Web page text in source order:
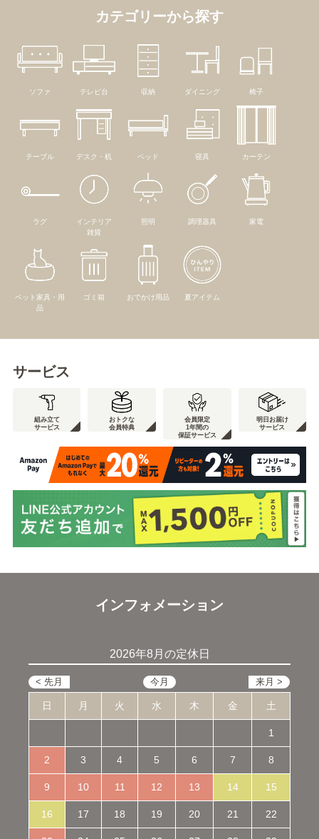
カテゴリーから探す
ソファ テレビ台 収納 ダイニング 椅子
テーブル デスク・机 ベッド 寝具 カーテン
ラグ
インテリア
雑貨
照明 調理器具 家電
ペット家具・用
品
ゴミ箱 おでかけ用品 夏アイテム
サービス
組み立て
サービス
おトクな
会員特典
会員限定
1年間の
保証サービス
明日お届け
サービス
インフォメーション
2026年8月の定休日
日 月 火 水 木 金 土
1
2 3 4 5 6 7 8
9 10 11 12 13 14 15
16 17 18 19 20 21 22